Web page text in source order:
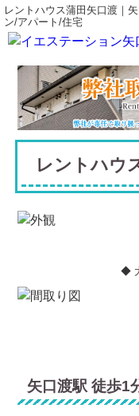
レントハウス蒲田矢口渡｜
ン/アパート/住宅
レントハウ
◆
矢口渡駅 徒歩1